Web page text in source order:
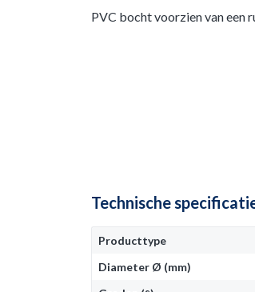
PVC bocht voorzien van een
Technische
Producttype
Diameter Ø (mm)